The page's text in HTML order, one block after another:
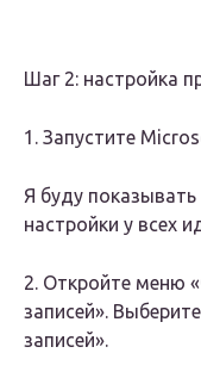
Шаг 2: настройка
1. Запустите
Я буду
настройки у всех
2. Откройте меню
записей».
записей».